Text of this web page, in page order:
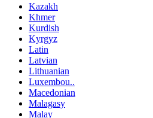
Kazakh
Khmer
Kurdish
Kyrgyz
Latin
Latvian
Lithuanian
Luxembou..
Macedonian
Malagasy
Malay